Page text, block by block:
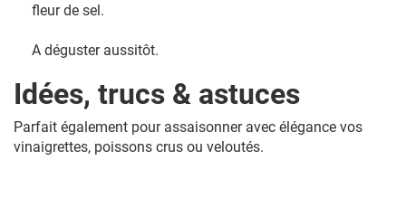
fleur de sel.
A déguster aussitôt.
Idées, trucs & astuces
Parfait également pour assaisonner avec élégance vos
vinaigrettes, poissons crus ou veloutés.